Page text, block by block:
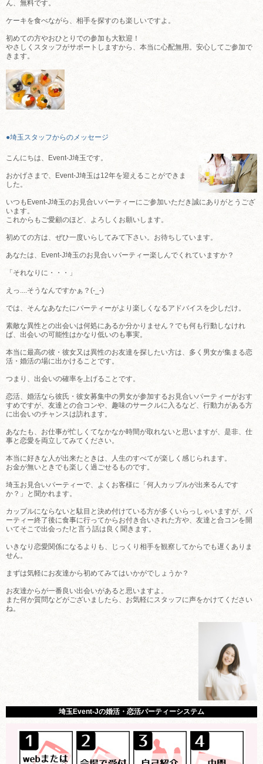
ん、無料です。
ケーキを食べながら、相手を探すのも楽しいですよ。
初めての方やおひとりでの参加も大歓迎！
やさしくスタッフがサポートしますから、本当に心配無用。安心してご参加で
きます。
●埼玉スタッフからのメッセージ
こんにちは、Event-J埼玉です。
おかげさまで、Event-J埼玉は12年を迎えることができま
した。
いつもEvent-J埼玉のお見合いパーティーにご参加いただき誠にありがとうござ
います。
これからもご愛顧のほど、よろしくお願いします。
初めての方は、ぜひ一度いらしてみて下さい。お待ちしています。
あなたは、Event-J埼玉のお見合いパーティー楽しんでくれていますか？
「それなりに・・・」
えっ....そうなんですかぁ？(-_-)
では、そんなあなたにパーティーがより楽しくなるアドバイスを少しだけ。
素敵な異性との出会いは何処にあるか分かりません？でも何も行動しなけれ
ば、出会いの可能性はかなり低いのも事実。
本当に最高の彼・彼女又は異性のお友達を探したい方は、多く男女が集まる恋
活・婚活の場に出かけることです。
つまり、出会いの確率を上げることです。
恋活、婚活なら彼氏・彼女募集中の男女が参加するお見合いパーティーがおす
すめですが、友達との合コンや、趣味のサークルに入るなど、行動力がある方
に出会いのチャンスは訪れます。
あなたも、お仕事が忙しくてなかなか時間が取れないと思いますが、是非、仕
事と恋愛を両立してみてください。
本当に好きな人が出来たときは、人生のすべてが楽しく感じられます。
お金が無いときでも楽しく過ごせるものです。
埼玉お見合いパーティーで、よくお客様に「何人カップルが出来るんです
か？」と聞かれます。
カップルにならないと駄目と決め付けている方が多くいらっしゃいますが、パ
ーティー終了後に食事に行ってからお付き合いされた方や、友達と合コンを開
いてそこで出会った!と言う話は良く聞きます。
いきなり恋愛関係になるよりも、じっくり相手を観察してからでも遅くありま
せん。
まずは気軽にお友達から初めてみてはいかがでしょうか？
お友達からが一番良い出会いがあると思いますよ。
また何か質問などがございましたら、お気軽にスタッフに声をかけてください
ね。
埼玉Event-Jの婚活・恋活パーティーシステム